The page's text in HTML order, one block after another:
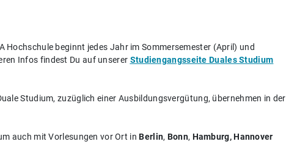
Hochschule beginnt jedes Jahr im Sommersemester (April) und
Infos findest Du auf unserer Studiengangsseite Duales Studium
Studium, zuzüglich einer Ausbildungsvergütung, übernehmen in der
auch mit Vorlesungen vor Ort inBerlin, Bonn, Hamburg, Hannover